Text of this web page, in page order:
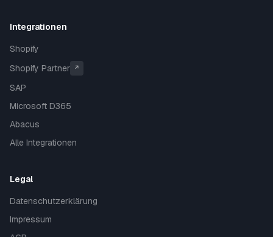
Integrationen
Shopify
Shopify Partner
↗
SAP
Microsoft D365
Abacus
Alle Integrationen
Legal
Datenschutzerklärung
Impressum